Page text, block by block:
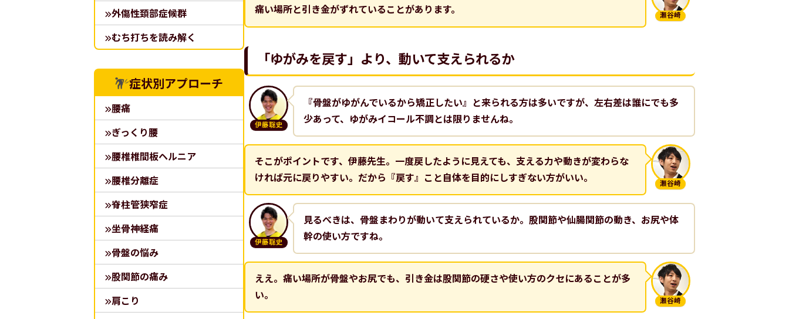
外傷性頚部症候群
むち打ちを読み解く
症状別アプローチ
腰痛
ぎっくり腰
腰椎椎間板ヘルニア
腰椎分離症
脊柱管狭窄症
坐骨神経痛
骨盤の悩み
股関節の痛み
肩こり
瀬谷崎
痛い場所と引き金がずれていることがあります。
「ゆがみを戻す」より、動いて支えられるか
伊藤聡史
『骨盤がゆがんでいるから矯正したい』と来られる方は多いですが、左右差は誰にでも多
少あって、ゆがみイコール不調とは限りませんね。
瀬谷崎
そこがポイントです、伊藤先生。一度戻したように見えても、支える力や動きが変わらな
ければ元に戻りやすい。だから『戻す』こと自体を目的にしすぎない方がいい。
伊藤聡史
見るべきは、骨盤まわりが動いて支えられているか。股関節や仙腸関節の動き、お尻や体
幹の使い方ですね。
瀬谷崎
ええ。痛い場所が骨盤やお尻でも、引き金は股関節の硬さや使い方のクセにあることが多
い。